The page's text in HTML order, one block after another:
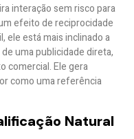
interação sem risco para
efeito de reciprocidade
ele está mais inclinado a
uma publicidade direta,
comercial. Ele gera
como uma referência
Natural